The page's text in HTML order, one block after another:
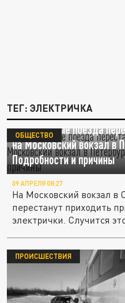
ТЕГ: ЭЛЕКТРИЧКА
Пригородные поезда
на Московский вокзал в
Подробности и причины
ОБЩЕСТВО
09 АПРЕЛЯ 08:27
На Московский вокзал в
перестанут приходить
электрички.
ПРОИСШЕСТВИЯ